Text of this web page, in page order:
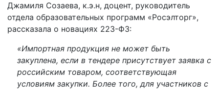
Джамиля Созаева, к.э.н, доцент, руководитель
отдела образовательных программ «Росэлторг»,
рассказала о новациях 223-ФЗ:
«Импортная продукция не может быть
закуплена, если в тендере присутствует заявка с
российским товаром, соответствующая
условиям закупки. Более того, для участников с